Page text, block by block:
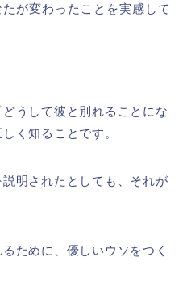
が変わったことを実感して
うして彼と別れることにな
く知ることです。
明されたとしても、それが
ために、優しいウソをつく